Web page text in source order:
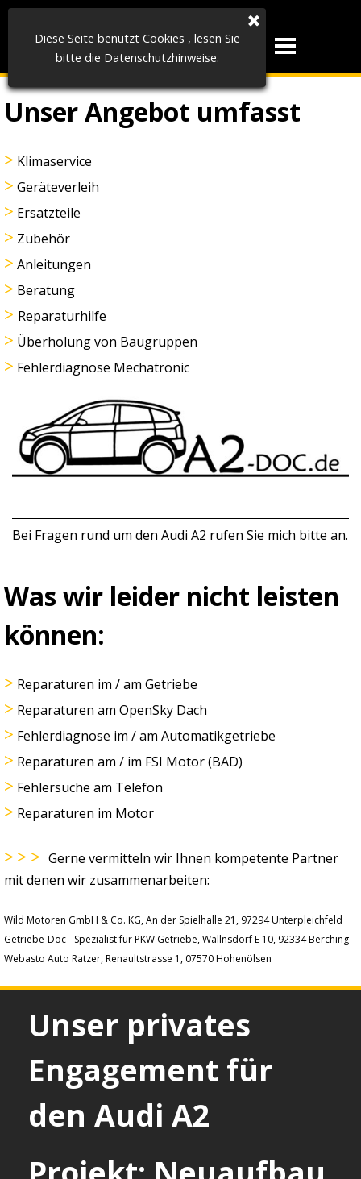
Diese Seite benutzt Cookies , lesen Sie
bitte die Datenschutzhinweise.
Direkt zum Seiteninhalt
Autoservice
Nordgauer
Menü
Unser Angebot umfasst
> Klimaservice
> Geräteverleih
> Ersatzteile
> Zubehör
> Anleitungen
> Beratung
> Reparaturhilfe
> Überholung von Baugruppen
> Fehlerdiagnose Mechatronic
Bei Fragen rund um den Audi A2 rufen Sie mich bitte an.
Was wir leider nicht leisten
können:
> Reparaturen im / am Getriebe
> Reparaturen am OpenSky Dach
> Fehlerdiagnose im / am Automatikgetriebe
> Reparaturen am / im FSI Motor (BAD)
> Fehlersuche am Telefon
> Reparaturen im Motor
> > > Gerne vermitteln wir Ihnen kompetente Partner
mit denen wir zusammenarbeiten:
Wild Motoren GmbH & Co. KG, An der Spielhalle 21, 97294 Unterpleichfeld
Getriebe-Doc - Spezialist für PKW Getriebe, Wallnsdorf E 10, 92334 Berching
Webasto Auto Ratzer, Renaultstrasse 1, 07570 Hohenölsen
Unser privates
Engagement für
den Audi A2